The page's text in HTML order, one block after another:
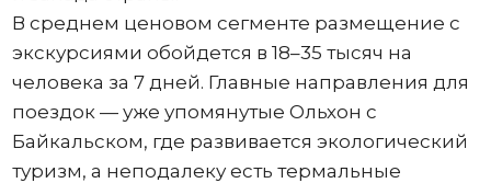
В среднем ценовом сегменте размещение с
экскурсиями обойдется в 18–35 тысяч на
человека за 7 дней. Главные направления для
поездок — уже упомянутые Ольхон с
Байкальском, где развивается экологический
туризм, а неподалеку есть термальные